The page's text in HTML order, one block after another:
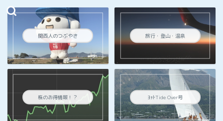
関西人のつぶやき 旅行・登山・温泉
株のお得情報！？ ﾖｯﾄTide Over号